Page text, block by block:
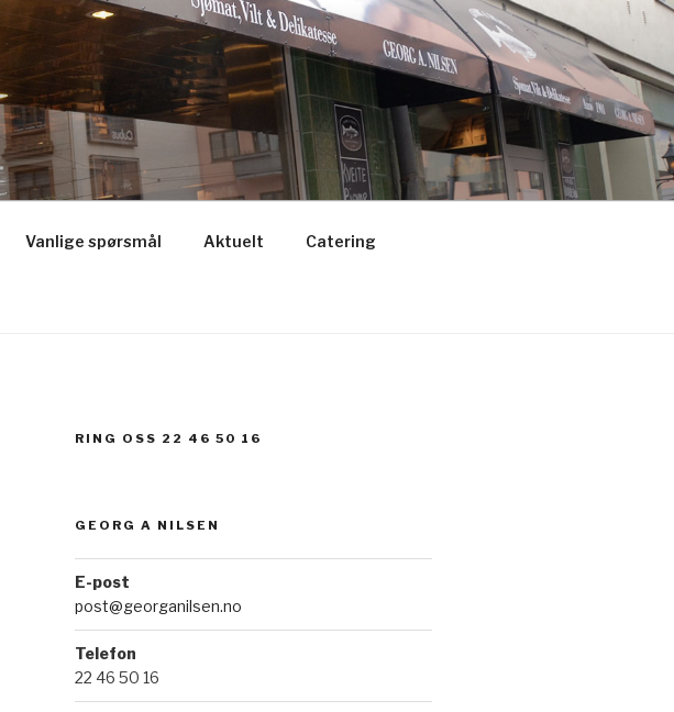
Vanlige spørsmål Aktuelt Catering
RING OSS 22 46 50 16
GEORG A NILSEN
E-post
post@georganilsen.no
Telefon
22 46 50 16